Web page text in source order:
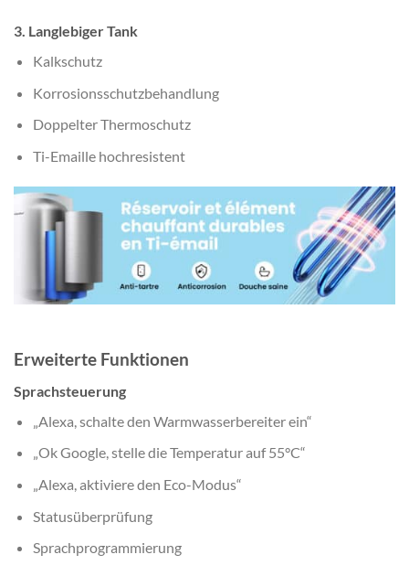
3. Langlebiger Tank
Kalkschutz
Korrosionsschutzbehandlung
Doppelter Thermoschutz
Ti-Emaille hochresistent
Erweiterte Funktionen
Sprachsteuerung
„Alexa, schalte den Warmwasserbereiter ein“
„Ok Google, stelle die Temperatur auf 55°C“
„Alexa, aktiviere den Eco-Modus“
Statusüberprüfung
Sprachprogrammierung